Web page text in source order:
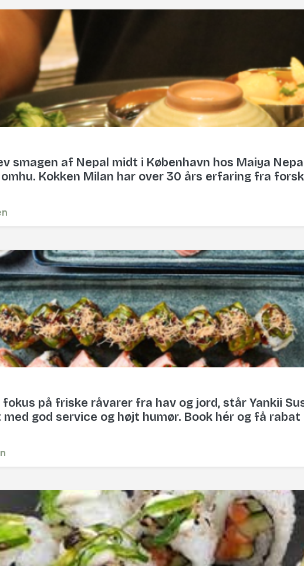
smagen af Nepal midt i København hos Maiya
Kokken Milan har over 30 års erfaring fra
Book hér og få rabat på hele regningen!
fokus på friske råvarer fra hav og jord, står Yankii
god service og højt humør. Book hér og få rabat